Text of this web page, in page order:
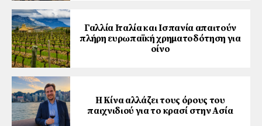
Γαλλία Ιταλία και Ισπανία απαιτούν
πλήρη ευρωπαϊκή χρηματοδότηση για
οίνο
Η Κίνα αλλάζει τους όρους του
παιχνιδιού για το κρασί στην Ασία